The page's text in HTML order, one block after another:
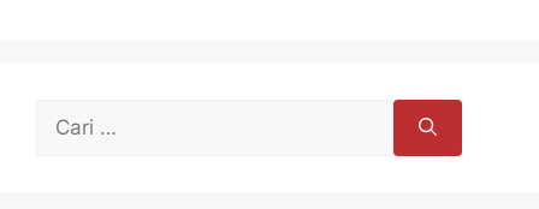
untuk: